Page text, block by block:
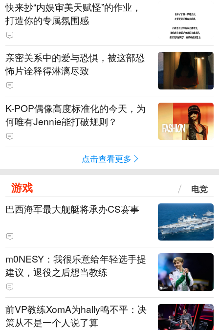
快来抄“内娱审美天赋怪”的作业，
打造你的专属氛围感
亲密关系中的爱与恐惧，被这部恐
怖片诠释得淋漓尽致
K-POP偶像高度标准化的今天，为
何唯有Jennie能打破规则？
点击查看更多
游戏 电竞
巴西海军最大舰艇将承办CS赛事
m0NESY：我很乐意给年轻选手提
建议，退役之后想当教练
前VP教练XomA为hally鸣不平：决
策从不是一个人说了算